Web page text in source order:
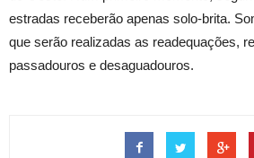
estradas receberão apenas solo-brita.
que serão realizadas as readequações,
passadouros e desaguadouros.